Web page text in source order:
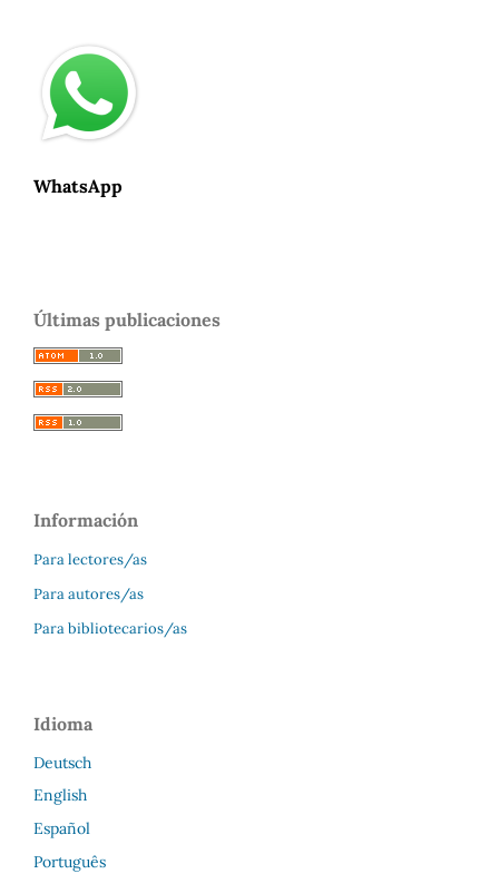
WhatsApp
Últimas publicaciones
Información
Para lectores/as
Para autores/as
Para bibliotecarios/as
Idioma
Deutsch
English
Español
Português